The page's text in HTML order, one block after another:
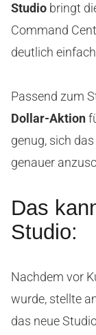
Studio bringt
Command
deutlich
Passend zum
Dollar-Aktion
genug, sich
genauer
Das
Studio:
Nachdem vor
wurde, stellte
das neue